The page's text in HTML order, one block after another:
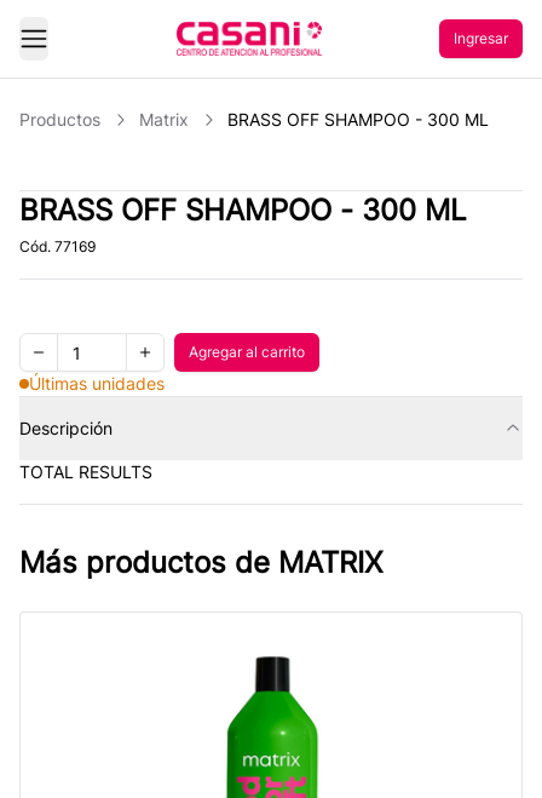
Abrir Menu
Ingresar
Productos Matrix BRASS OFF SHAMPOO - 300 ML
BRASS OFF SHAMPOO - 300 ML
Cód. 77169
Remove one item
Quantity
Add one item
Agregar al carrito
Agregar al carrito
Últimas unidades
Descripción
TOTAL RESULTS
Más productos de MATRIX